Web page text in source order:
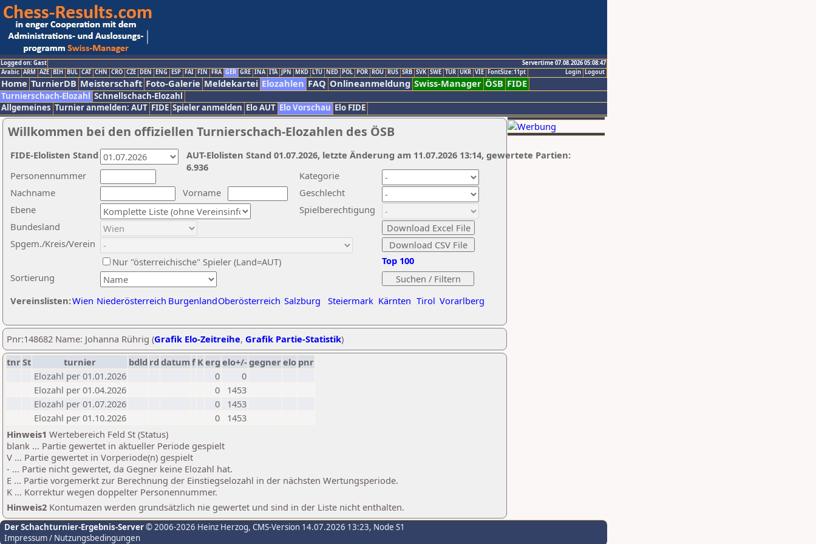
Logged on: Gast
Servertime 07.08.2026 05:08:47
Logout
Login
Arabic ARM AZE BIH BUL CAT CHN CRO CZE DEN ENG ESP FAI FIN FRA GER GRE INA ITA JPN MKD LTU NED POL POR ROU RUS SRB SVK SWE TUR UKR VIE FontSize:11pt
Home TurnierDB Meisterschaft Foto-Galerie Meldekartei Elozahlen FAQ Onlineanmeldung Swiss-Manager ÖSB FIDE
Turnierschach-Elozahl Schnellschach-Elozahl
Allgemeines Turnier anmelden: AUT FIDE Spieler anmelden Elo AUT Elo Vorschau Elo FIDE
Willkommen bei den offiziellen Turnierschach-Elozahlen des ÖSB
Nachname
Vorname
Ebene
Kategorie
Sortierung
Personennummer
Bundesland
Spgem./Kreis/Verein
Geschlecht
Nur "österreichische" Spieler (Land=AUT)
Spielberechtigung
Vereinslisten:Wien Niederösterreich BurgenlandOberösterreich Salzburg Steiermark Kärnten Tirol Vorarlberg
Top 100
AUT-Elolisten Stand 01.07.2026, letzte Änderung am 11.07.2026 13:14, gewertete Partien:
6.936
FIDE-Elolisten Stand
Pnr:148682 Name: Johanna Rührig (Grafik Elo-Zeitreihe, Grafik Partie-Statistik)
tnrSt turnier bdld rd datumf Kerg elo+/-gegnerelo pnr
Elozahl per 01.01.2026
0
0
Elozahl per 01.04.2026
0
1453
Elozahl per 01.07.2026
0
1453
Elozahl per 01.10.2026
0
1453
Hinweis1 Wertebereich Feld St (Status)
blank ... Partie gewertet in aktueller Periode gespielt
V ... Partie gewertet in Vorperiode(n) gespielt
- ... Partie nicht gewertet, da Gegner keine Elozahl hat.
E ... Partie vorgemerkt zur Berechnung der Einstiegselozahl in der nächsten Wertungsperiode.
K ... Korrektur wegen doppelter Personennummer.
Hinweis2 Kontumazen werden grundsätzlich nie gewertet und sind in der Liste nicht enthalten.
Der Schachturnier-Ergebnis-Server© 2006-2026 Heinz Herzog, CMS-Version 14.07.2026 13:23, Node S1
Impressum / Nutzungsbedingungen